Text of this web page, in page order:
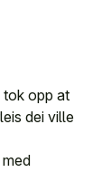
tok opp at
dei ville